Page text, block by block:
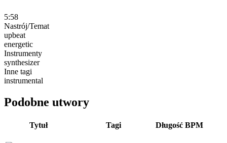
5:58
Nastrój/Temat
upbeat
energetic
Instrumenty
synthesizer
Inne tagi
instrumental
Podobne utwory
Tytuł Tagi Długość BPM